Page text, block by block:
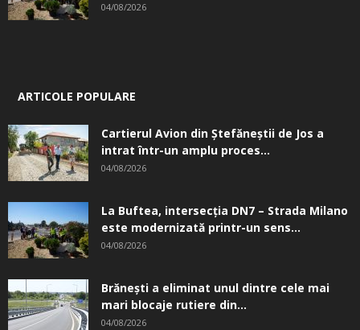
04/08/2026
ARTICOLE POPULARE
Cartierul Avion din Ştefăneştii de Jos a
intrat într-un amplu proces...
04/08/2026
La Buftea, intersecţia DN7 – Strada Milano
este modernizată printr-un sens...
04/08/2026
Brănești a eliminat unul dintre cele mai
mari blocaje rutiere din...
04/08/2026